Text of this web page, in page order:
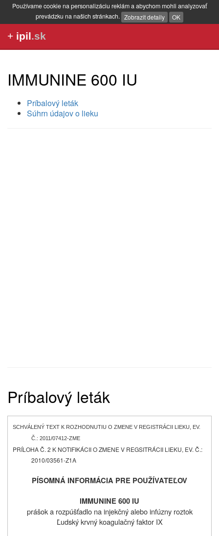
Používame cookie na personalizáciu reklám a abychom mohli analyzovať
prevádzku na našich stránkach. Zobrazit detaily OK
+ ipil.sk
IMMUNINE 600 IU
Príbalový leták
Súhrn údajov o lieku
Príbalový leták
SCHVÁLENÝ TEXT K ROZHODNUTIU O ZMENE V REGISTRÁCII LIEKU, EV.
Č.: 2011/07412-ZME
PRÍLOHA Č. 2 K NOTIFIKÁCII O ZMENE V REGSITRÁCII LIEKU, EV. Č.:
2010/03561-Z1A
PÍSOMNÁ INFORMÁCIA PRE POUŽÍVATEĽOV
IMMUNINE 600 IU
prášok a rozpúšťadlo na injekčný alebo infúzny roztok
Ľudský krvný koagulačný faktor IX